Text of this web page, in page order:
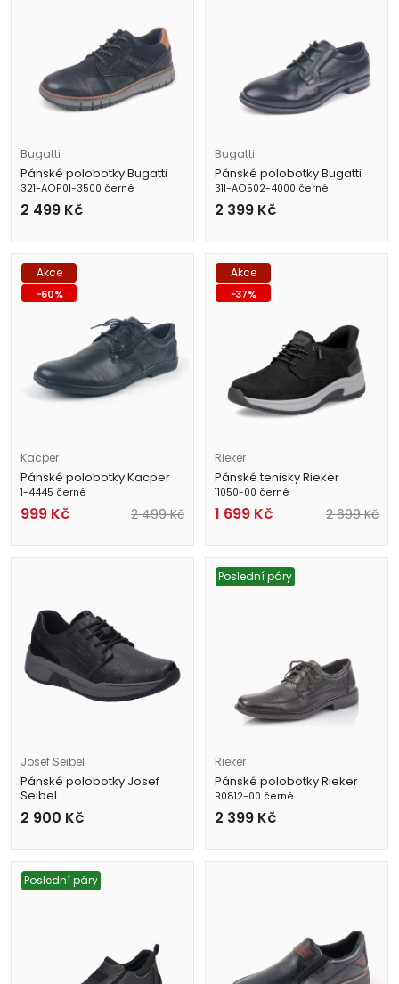
Bugatti
Pánské polobotky Bugatti
321-AOP01-3500 černé
2 499 Kč
Bugatti
Pánské polobotky Bugatti
311-AO502-4000 černé
2 399 Kč
Akce
-60%
Kacper
Pánské polobotky Kacper
1-4445 černé
999 Kč 2 499Kč
Akce
-37%
Rieker
Pánské tenisky Rieker
11050-00 černé
1 699 Kč 2 699Kč
Josef Seibel
Pánské polobotky Josef
Seibel
46202 MI051 100 černé
2 900 Kč
Poslední páry
Rieker
Pánské polobotky Rieker
B0812-00 černé
2 399 Kč
Poslední páry